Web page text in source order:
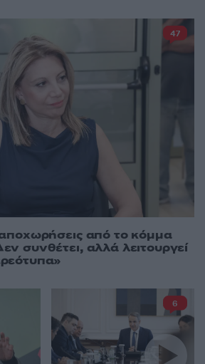
αποχωρήσεις από το κόμμα
συνθέτει, αλλά λειτουργεί
47
6